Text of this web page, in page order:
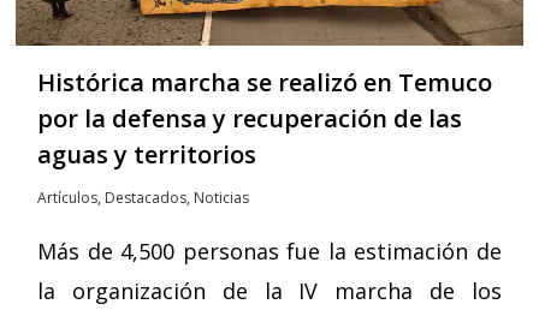
Histórica marcha se realizó en Temuco
por la defensa y recuperación de las
aguas y territorios
Artículos, Destacados, Noticias
Más de 4,500 personas fue la estimación de
la organización de la IV marcha de los